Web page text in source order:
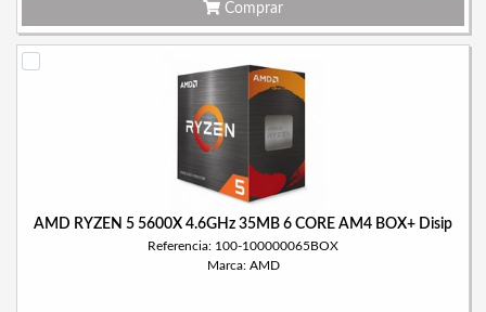
Comprar
AMD RYZEN 5 5600X 4.6GHz 35MB 6 CORE AM4 BOX+ Disip
Referencia: 100-100000065BOX
Marca: AMD